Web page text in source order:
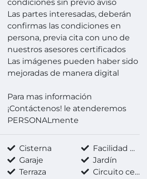
condiciones sin previo aviso
Las partes interesadas, deberán
confirmas las condiciones en
persona, previa cita con uno de
nuestros asesores certificados
Las imágenes pueden haber sido
mejoradas de manera digital
Para mas información
¡Contáctenos! le atenderemos
PERSONALmente
Cisterna
Facilidad para estacionarse
Garaje
Jardín
Terraza
Circuito cerrado